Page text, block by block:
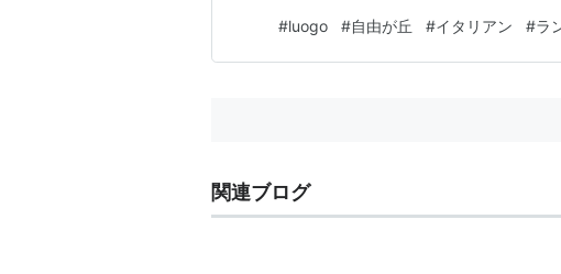
あるビルの半地下にあります。中に入
とシンプルで落ち着きの…
#luogo #自由が丘 #イタリアン #ラ
関連ブログ